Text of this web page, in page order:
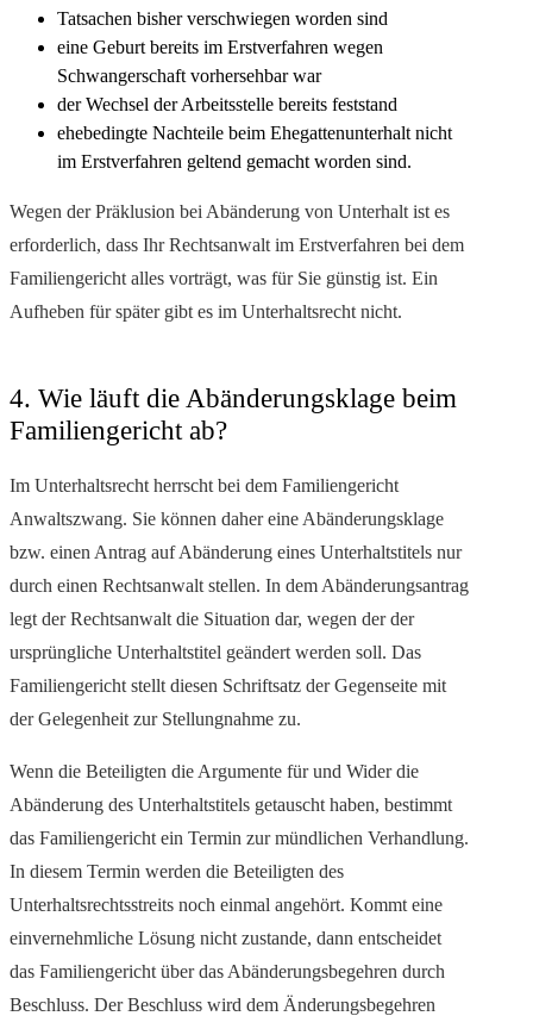
Tatsachen bisher verschwiegen worden sind
eine Geburt bereits im Erstverfahren wegen
Schwangerschaft vorhersehbar war
der Wechsel der Arbeitsstelle bereits feststand
ehebedingte Nachteile beim Ehegattenunterhalt nicht
im Erstverfahren geltend gemacht worden sind.
Wegen der Präklusion bei Abänderung von Unterhalt ist es
erforderlich, dass Ihr Rechtsanwalt im Erstverfahren bei dem
Familiengericht alles vorträgt, was für Sie günstig ist. Ein
Aufheben für später gibt es im Unterhaltsrecht nicht.
4. Wie läuft die Abänderungsklage beim
Familiengericht ab?
Im Unterhaltsrecht herrscht bei dem Familiengericht
Anwaltszwang. Sie können daher eine Abänderungsklage
bzw. einen Antrag auf Abänderung eines Unterhaltstitels nur
durch einen Rechtsanwalt stellen. In dem Abänderungsantrag
legt der Rechtsanwalt die Situation dar, wegen der der
ursprüngliche Unterhaltstitel geändert werden soll. Das
Familiengericht stellt diesen Schriftsatz der Gegenseite mit
der Gelegenheit zur Stellungnahme zu.
Wenn die Beteiligten die Argumente für und Wider die
Abänderung des Unterhaltstitels getauscht haben, bestimmt
das Familiengericht ein Termin zur mündlichen Verhandlung.
In diesem Termin werden die Beteiligten des
Unterhaltsrechtsstreits noch einmal angehört. Kommt eine
einvernehmliche Lösung nicht zustande, dann entscheidet
das Familiengericht über das Abänderungsbegehren durch
Beschluss. Der Beschluss wird dem Änderungsbegehren